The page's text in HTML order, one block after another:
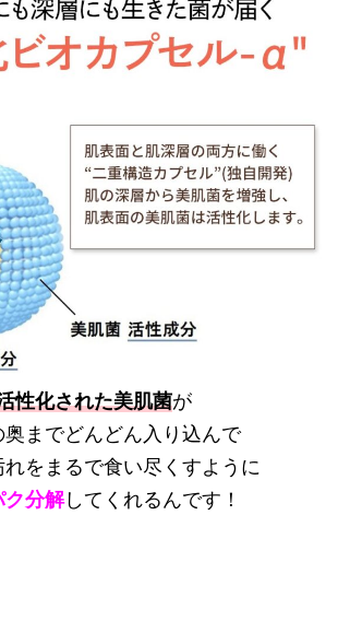
性化された美肌菌が
奥までどんどん入り込んで
をまるで食い尽くすように
ク分解してくれるんです！